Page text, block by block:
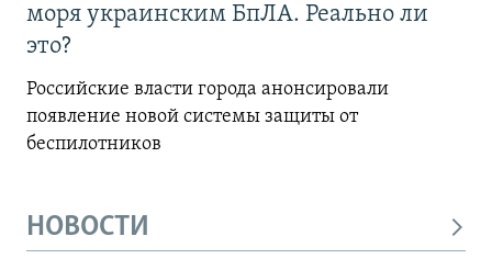
моря украинским БпЛА. Реально ли
это?
Российские власти города анонсировали
появление новой системы защиты от
беспилотников
НОВОСТИ